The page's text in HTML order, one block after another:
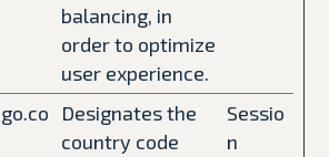
balancing, in
order to optimize
user experience.
Designates the
country code
Sessio
n